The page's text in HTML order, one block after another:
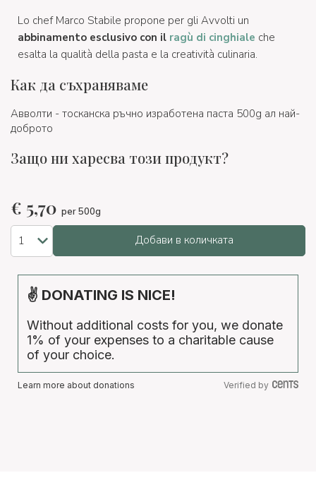
Lo chef Marco Stabile propone per gli Avvolti un
abbinamento esclusivo con il ragù di cinghiale che
esalta la qualità della pasta e la creatività culinaria.
Как да съхраняваме
Авволти - тосканска ръчно изработена паста 500g ал най-
доброто
Защо ни харесва този продукт?
€ 5,70 per 500g
Добави в количката
✌ DONATING IS NICE!
Without additional costs for you, we donate
1% of your expenses to a charitable cause
of your choice.
Learn more about donations Verified by